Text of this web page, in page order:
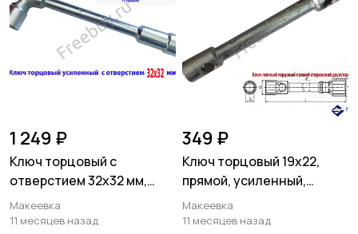
1 249 ₽
Ключ торцовый с
отверстием 32х32 мм,
усил, L-образ, 2-х сторон,
Cr-V.
Макеевка
11 месяцев назад
349 ₽
Ключ торцовый 19х22,
прямой, усиленный,
стержневой, КЗСМИ,
Россия.
Макеевка
11 месяцев назад